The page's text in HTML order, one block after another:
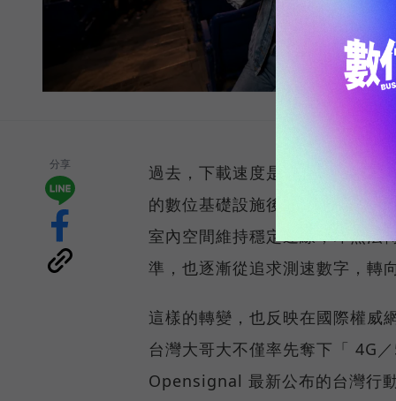
分享
過去，下載速度是評價電信服務
的數位基礎設施後，消費者發現
室內空間維持穩定連線，即無法
準，也逐漸從追求測速數字，轉
這樣的轉變，也反映在國際權
台灣大哥大不僅率先奪下「 4G
Opensignal 最新公布的台灣行